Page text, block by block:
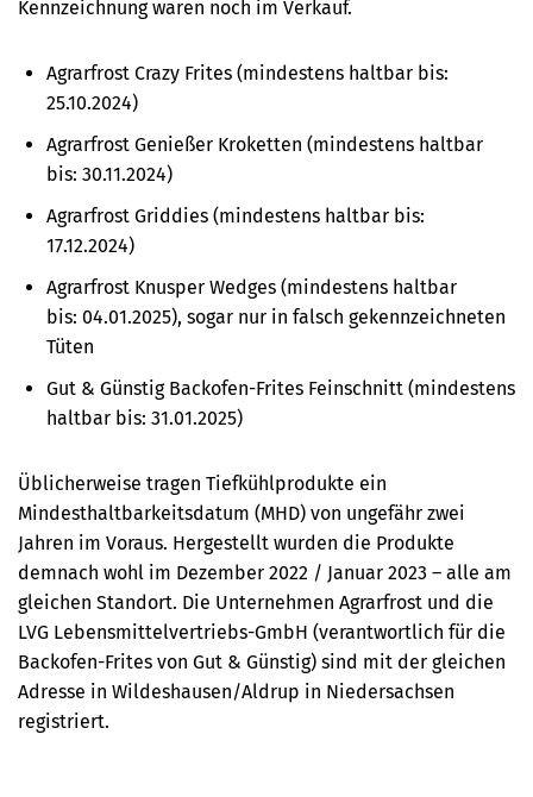
Kennzeichnung waren noch im Verkauf.
Agrarfrost Crazy Frites (mindestens haltbar bis:
25.10.2024)
Agrarfrost Genießer Kroketten (mindestens haltbar
bis: 30.11.2024)
Agrarfrost Griddies (mindestens haltbar bis:
17.12.2024)
Agrarfrost Knusper Wedges (mindestens haltbar
bis: 04.01.2025), sogar nur in falsch gekennzeichneten
Tüten
Gut & Günstig Backofen-Frites Feinschnitt (mindestens
haltbar bis: 31.01.2025)
Üblicherweise tragen Tiefkühlprodukte ein
Mindesthaltbarkeitsdatum (MHD) von ungefähr zwei
Jahren im Voraus. Hergestellt wurden die Produkte
demnach wohl im Dezember 2022 / Januar 2023 – alle am
gleichen Standort. Die Unternehmen Agrarfrost und die
LVG Lebensmittelvertriebs-GmbH (verantwortlich für die
Backofen-Frites von Gut & Günstig) sind mit der gleichen
Adresse in Wildeshausen/Aldrup in Niedersachsen
registriert.